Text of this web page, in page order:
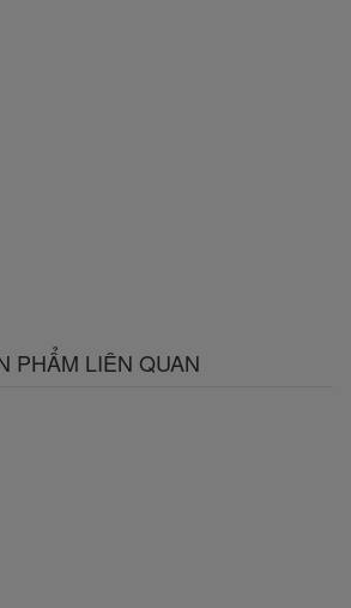
PHẨM LIÊN QUAN